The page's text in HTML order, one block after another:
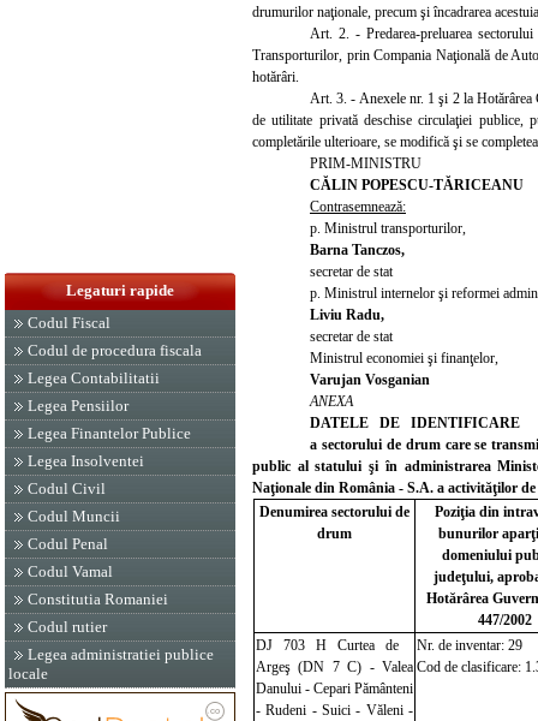
Legaturi rapide
Codul Fiscal
Codul de procedura fiscala
Legea Contabilitatii
Legea Pensiilor
Legea Finantelor Publice
Legea Insolventei
Codul Civil
Codul Muncii
Codul Penal
Codul Vamal
Constitutia Romaniei
Codul rutier
Legea administratiei publice
locale
drumurilor naţionale, precum şi încadrarea
Art. 2. - Predarea-preluarea
Transporturilor, prin Compania Naţională de
hotărâri.
Art. 3. - Anexele nr. 1 şi 2 la
de utilitate privată deschise circulaţiei
completările ulterioare, se modifică şi se
PRIM-MINISTRU
CĂLIN POPESCU-TĂRICEANU
Contrasemnează:
p. Ministrul transporturilor,
Barna Tanczos,
secretar de stat
p. Ministrul internelor şi reformei
Liviu Radu,
secretar de stat
Ministrul economiei şi finanţelor,
Varujan Vosganian
ANEXA
DATELE DE IDENTIFICARE
a sectorului de drum care se
public al statului şi în administrarea
Naţionale din România - S.A. a activităţilor
Denumirea sectorului de
drum
Poziţia din
bunurilor
domeniului
judeţului,
Hotărârea
447/2002
DJ 703 H Curtea de
Argeş (DN 7 C) - Valea
Danului - Cepari Pământeni
- Rudeni - Suici - Văleni -
Nr. de inventar: 29
Cod de clasificare: